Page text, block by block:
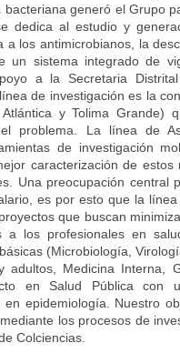
generó el Grupo
dedica al estudio y
a los antimicrobianos, la
un sistema integrado de
a la Secretaria
de investigación es la
y Tolima Grande)
problema. La línea de
de investigación
caracterización de
Una preocupación central
es por esto que la
que buscan
a los profesionales en
(Microbiología,
adultos, Medicina Interna,
en Salud Pública con
epidemiología. Nuestro
los procesos de
Colciencias.